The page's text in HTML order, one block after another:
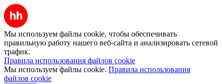
Мы используем файлы cookie, чтобы обеспечивать
правильную работу нашего веб-сайта и анализировать сетевой
трафик.
Правила использования файлов cookie
Мы используем файлы cookie. Правила использования
файлов cookie